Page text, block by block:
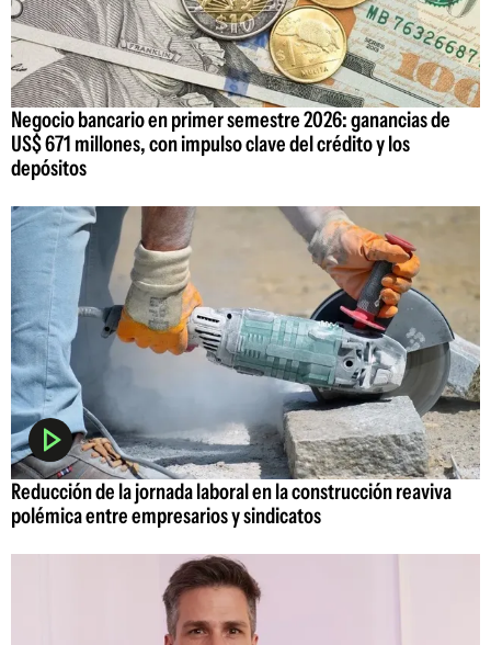
Negocio bancario en primer semestre 2026: ganancias de
US$ 671 millones, con impulso clave del crédito y los
depósitos
Reducción de la jornada laboral en la construcción reaviva
polémica entre empresarios y sindicatos